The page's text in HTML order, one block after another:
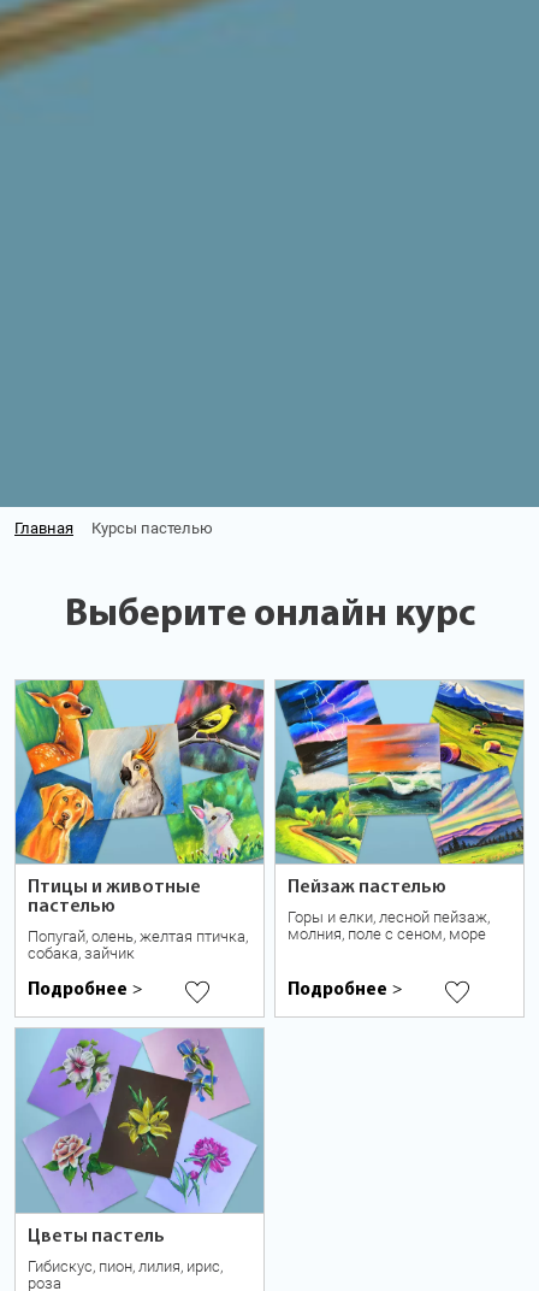
Главная Курсы пастелью
Выберите онлайн курс
Птицы и животные
пастелью
Попугай, олень, желтая птичка,
собака, зайчик
Подробнее >
Пейзаж пастелью
Горы и елки, лесной пейзаж,
молния, поле с сеном, море
Подробнее >
Цветы пастель
Гибискус, пион, лилия, ирис,
роза